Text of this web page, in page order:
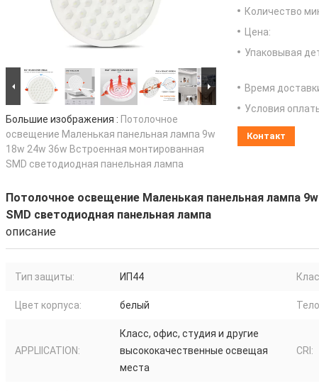
Большие изображения : Потолочное
освещение Маленькая панельная лампа 9w
18w 24w 36w Встроенная монтированная
SMD светодиодная панельная лампа
Количество
Цена:
Упаковывая
Время
Условия
Контакт
Потолочное освещение Маленькая панельная лампа
SMD светодиодная панельная лампа
описание
Тип защиты: ИП44
Цвет корпуса: белый
APPLIICATION:
Класс, офис, студия и другие
высококачественные освещая
места
CRI: